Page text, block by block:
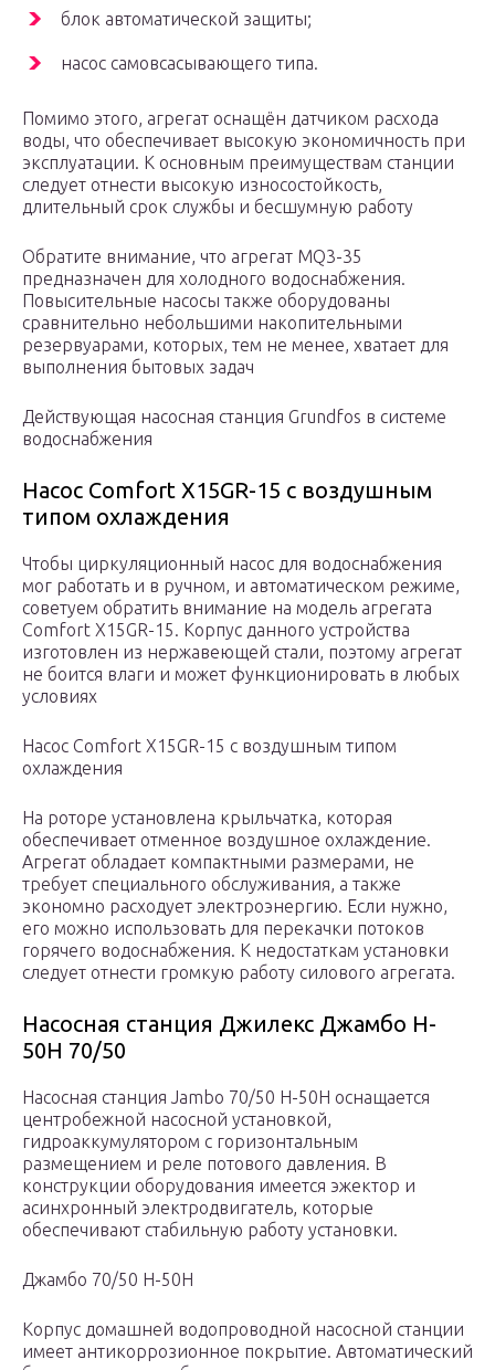
блок автоматической защиты;
насос самовсасывающего типа.
Помимо этого, агрегат оснащён датчиком расхода
воды, что обеспечивает высокую экономичность при
эксплуатации. К основным преимуществам станции
следует отнести высокую износостойкость,
длительный срок службы и бесшумную работу
Обратите внимание, что агрегат MQ3-35
предназначен для холодного водоснабжения.
Повысительные насосы также оборудованы
сравнительно небольшими накопительными
резервуарами, которых, тем не менее, хватает для
выполнения бытовых задач
Действующая насосная станция Grundfos в системе
водоснабжения
Насос Comfort X15GR-15 с воздушным
типом охлаждения
Чтобы циркуляционный насос для водоснабжения
мог работать и в ручном, и автоматическом режиме,
советуем обратить внимание на модель агрегата
Comfort X15GR-15. Корпус данного устройства
изготовлен из нержавеющей стали, поэтому агрегат
не боится влаги и может функционировать в любых
условиях
Насос Comfort X15GR-15 с воздушным типом
охлаждения
На роторе установлена крыльчатка, которая
обеспечивает отменное воздушное охлаждение.
Агрегат обладает компактными размерами, не
требует специального обслуживания, а также
экономно расходует электроэнергию. Если нужно,
его можно использовать для перекачки потоков
горячего водоснабжения. К недостаткам установки
следует отнести громкую работу силового агрегата.
Насосная станция Джилекс Джамбо H-
50H 70/50
Насосная станция Jambo 70/50 H-50H оснащается
центробежной насосной установкой,
гидроаккумулятором с горизонтальным
размещением и реле потового давления. В
конструкции оборудования имеется эжектор и
асинхронный электродвигатель, которые
обеспечивают стабильную работу установки.
Джамбо 70/50 H-50H
Корпус домашней водопроводной насосной станции
имеет антикоррозионное покрытие. Автоматический